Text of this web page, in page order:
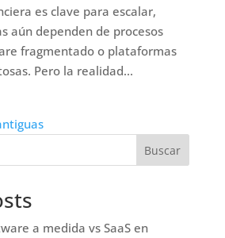
es clave para escalar,
aún dependen de procesos
fragmentado o plataformas
Pero la realidad...
Buscar
a medida vs SaaS en